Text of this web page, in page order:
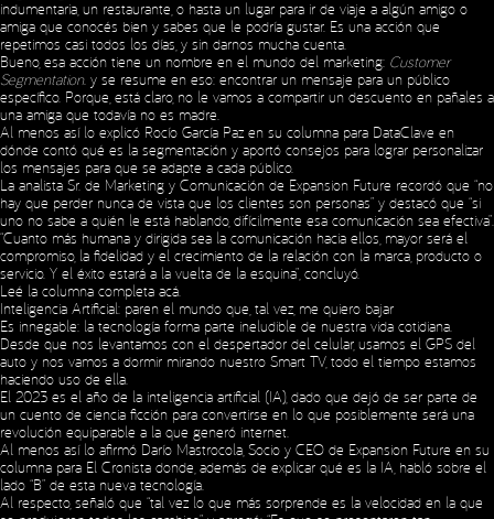
indumentaria, un restaurante, o hasta un lugar para ir de viaje a algún amigo o
amiga que conocés bien y sabes que le podría gustar. Es una acción que
repetimos casi todos los días, y sin darnos mucha cuenta.
Bueno, esa acción tiene un nombre en el mundo del marketing: Customer
Segmentation. y se resume en eso: encontrar un mensaje para un público
específico. Porque, está claro, no le vamos a compartir un descuento en pañales a
una amiga que todavía no es madre.
Al menos así lo explicó Rocío García Paz en su columna para DataClave en
dónde contó qué es la segmentación y aportó consejos para lograr personalizar
los mensajes para que se adapte a cada público.
La analista Sr. de Marketing y Comunicación de Expansion Future recordó que “no
hay que perder nunca de vista que los clientes son personas” y destacó que “si
uno no sabe a quién le está hablando, difícilmente esa comunicación sea efectiva”.
“Cuanto más humana y dirigida sea la comunicación hacia ellos, mayor será el
compromiso, la fidelidad y el crecimiento de la relación con la marca, producto o
servicio. Y el éxito estará a la vuelta de la esquina”, concluyó.
Leé la columna completa acá
Inteligencia Artificial: paren el mundo que, tal vez, me quiero bajar
Es innegable: la tecnología forma parte ineludible de nuestra vida cotidiana.
Desde que nos levantamos con el despertador del celular, usamos el GPS del
auto y nos vamos a dormir mirando nuestro Smart TV, todo el tiempo estamos
haciendo uso de ella.
El 2023 es el año de la inteligencia artificial (IA), dado que dejó de ser parte de
un cuento de ciencia ficción para convertirse en lo que posiblemente será una
revolución equiparable a la que generó internet.
Al menos así lo afirmó Darío Mastrocola, Socio y CEO de Expansion Future en su
columna para El Cronista donde, además de explicar qué es la IA, habló sobre el
lado “B” de esta nueva tecnología.
Al respecto, señaló que “tal vez lo que más sorprende es la velocidad en la que